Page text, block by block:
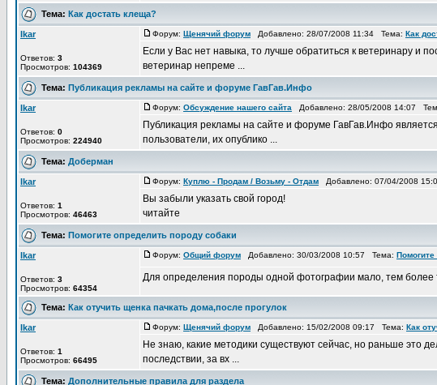
Тема: Как достать клеща?
Ikar
Ответов: 3
Просмотров: 104369
Форум: Щенячий форум Добавлено: 28/07/2008 11:34 Тема: Как
Если у Вас нет навыка, то лучше обратиться к ветеринару и
ветеринар непреме ...
Тема: Публикация рекламы на сайте и форуме ГавГав.Инфо
Ikar
Ответов: 0
Просмотров: 224940
Форум: Обсуждение нашего сайта Добавлено: 28/05/2008 14:07
Публикация рекламы на сайте и форуме ГавГав.Инфо
пользователи, их опублико ...
Тема: Доберман
Ikar
Ответов: 1
Просмотров: 46463
Форум: Куплю - Продам / Возьму - Отдам Добавлено: 07/04/2008
Вы забыли указать свой город!
читайте
Тема: Помогите определить породу собаки
Ikar
Ответов: 3
Просмотров: 64354
Форум: Общий форум Добавлено: 30/03/2008 10:57 Тема: Помогите
Для определения породы одной фотографии мало, тем более
Тема: Как отучить щенка пачкать дома,после прогулок
Ikar
Ответов: 1
Просмотров: 66495
Форум: Щенячий форум Добавлено: 15/02/2008 09:17 Тема: Как
Не знаю, какие методики существуют сейчас, но раньше это
последствии, за вх ...
Тема: Дополнительные правила для раздела